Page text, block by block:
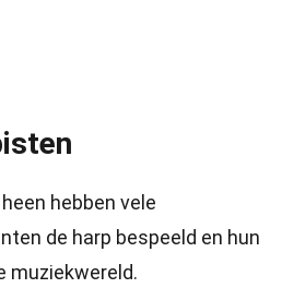
hebben vele
de harp bespeeld en hun
muziekwereld.